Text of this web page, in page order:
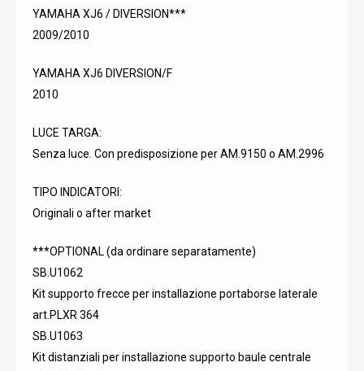
YAMAHA XJ6 / DIVERSION***
2009/2010
YAMAHA XJ6 DIVERSION/F
2010
LUCE TARGA:
Senza luce. Con predisposizione per AM.9150 o AM.2996
TIPO INDICATORI:
Originali o after market
***OPTIONAL (da ordinare separatamente)
SB.U1062
Kit supporto frecce per installazione portaborse laterale
art.PLXR 364
SB.U1063
Kit distanziali per installazione supporto baule centrale